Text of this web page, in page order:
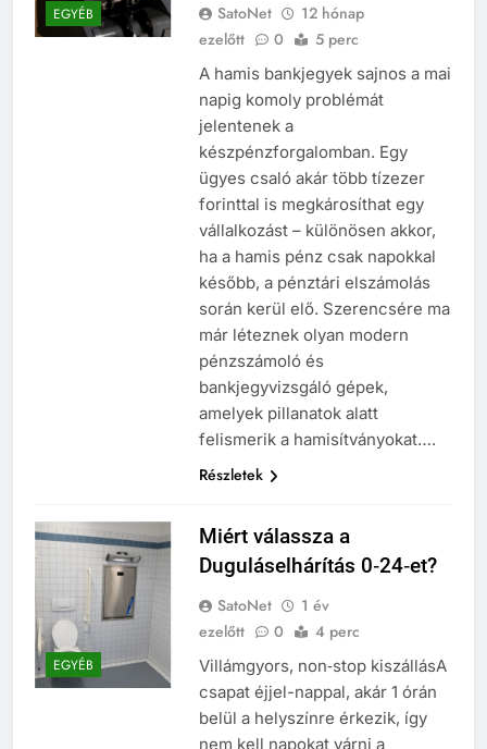
EGYÉB SatoNet
12 hónap
ezelőtt
0 5 perc
A hamis bankjegyek sajnos a mai
napig komoly problémát
jelentenek a
készpénzforgalomban. Egy
ügyes csaló akár több tízezer
forinttal is megkárosíthat egy
vállalkozást – különösen akkor,
ha a hamis pénz csak napokkal
később, a pénztári elszámolás
során kerül elő. Szerencsére ma
már léteznek olyan modern
pénzszámoló és
bankjegyvizsgáló gépek,
amelyek pillanatok alatt
felismerik a hamisítványokat….
Részletek
EGYÉB
Miért válassza a
Duguláselhárítás 0‑24‑et?
SatoNet
1 év
ezelőtt
0 4 perc
Villámgyors, non‑stop kiszállásA
csapat éjjel-nappal, akár 1 órán
belül a helyszínre érkezik, így
nem kell napokat várni a